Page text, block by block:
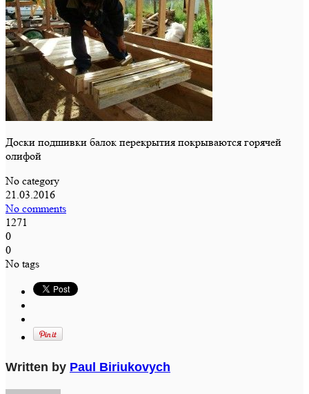
Доски подшивки балок перекрытия покрываются горячей
олифой
No category
21.03.2016
No comments
1271
0
0
No tags
Written by Paul Biriukovych